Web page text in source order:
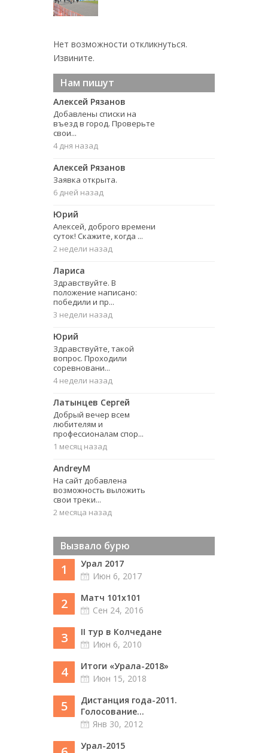
Нет возможности откликнуться.
Извините.
Нам пишут
Алексей Рязанов
Добавлены списки на
въезд в город. Проверьте
свои...
4 дня назад
Алексей Рязанов
Заявка открыта.
6 дней назад
Юрий
Алексей, доброго времени
суток! Скажите, когда ...
2 недели назад
Лариса
Здравствуйте. В
положение написано:
победили и пр...
3 недели назад
Юрий
Здравствуйте, такой
вопрос. Проходили
соревновани...
4 недели назад
Латынцев Сергей
Добрый вечер всем
любителям и
профессионалам спор...
1 месяц назад
AndreyM
На сайт добавлена
возможность выложить
свои треки...
2 месяца назад
Вызвало бурю
1
Урал 2017
Июн 6, 2017
2
Матч 101х101
Сен 24, 2016
3
II тур в Колчедане
Июн 6, 2010
4
Итоги «Урала-2018»
Июн 15, 2018
5
Дистанция года-2011.
Голосование...
Янв 30, 2012
Урал-2015